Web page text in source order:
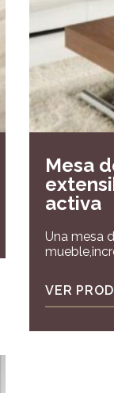
Mesa
activa
Una mesa
como
VER